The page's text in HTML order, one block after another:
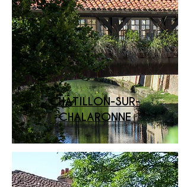
CHÂTILLON-SUR-
CHALARONNE